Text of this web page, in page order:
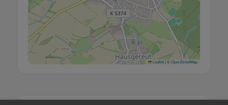
Leaflet| ©OpenStreetMap